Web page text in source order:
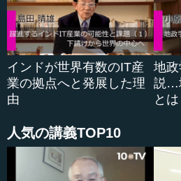
そして、そういうものをトータル
「産業競争力強化法」をちょう
年１２月に通しました。今、そこ
出てやっています。
●日本再興戦略（２）戦略市場
野を市場にする
それから、もう一つは、「戦略
のがあります。これは、これま
インドが世界有数のIT産
業の拠点へと発展した理
由
地
説…
とは
人気の講義TOP10